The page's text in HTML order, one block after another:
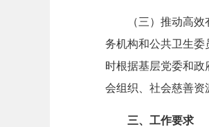
（三）推动高
务机构和公共卫生委
时根据基层党委和
会组织、社会慈善资
三、工作要求